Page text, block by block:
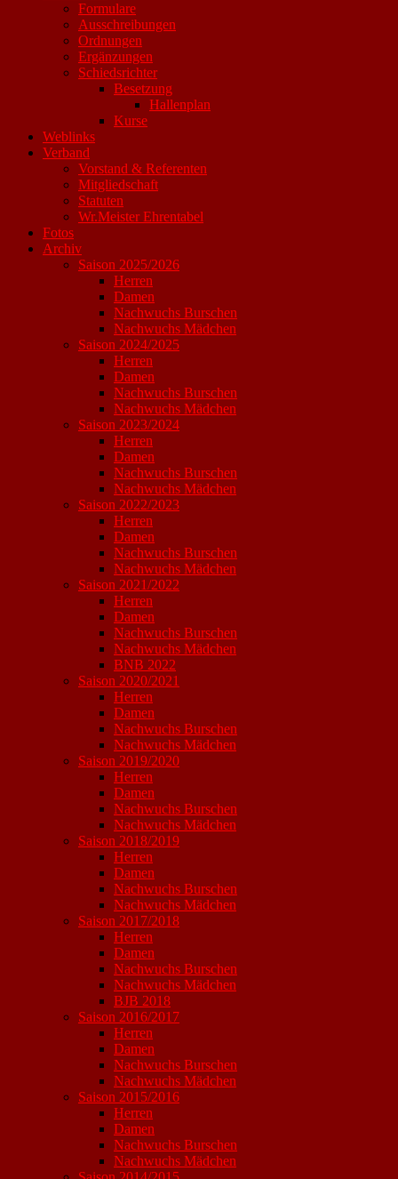
Formulare
Ausschreibungen
Ordnungen
Ergänzungen
Schiedsrichter
Besetzung
Hallenplan
Kurse
Weblinks
Verband
Vorstand & Referenten
Mitgliedschaft
Statuten
Wr.Meister Ehrentabel
Fotos
Archiv
Saison 2025/2026
Herren
Damen
Nachwuchs Burschen
Nachwuchs Mädchen
Saison 2024/2025
Herren
Damen
Nachwuchs Burschen
Nachwuchs Mädchen
Saison 2023/2024
Herren
Damen
Nachwuchs Burschen
Nachwuchs Mädchen
Saison 2022/2023
Herren
Damen
Nachwuchs Burschen
Nachwuchs Mädchen
Saison 2021/2022
Herren
Damen
Nachwuchs Burschen
Nachwuchs Mädchen
BNB 2022
Saison 2020/2021
Herren
Damen
Nachwuchs Burschen
Nachwuchs Mädchen
Saison 2019/2020
Herren
Damen
Nachwuchs Burschen
Nachwuchs Mädchen
Saison 2018/2019
Herren
Damen
Nachwuchs Burschen
Nachwuchs Mädchen
Saison 2017/2018
Herren
Damen
Nachwuchs Burschen
Nachwuchs Mädchen
BJB 2018
Saison 2016/2017
Herren
Damen
Nachwuchs Burschen
Nachwuchs Mädchen
Saison 2015/2016
Herren
Damen
Nachwuchs Burschen
Nachwuchs Mädchen